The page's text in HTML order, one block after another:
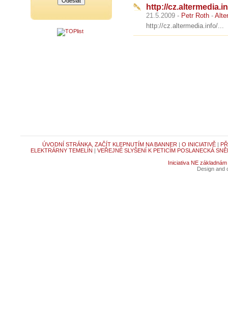
http://
21.5.2009 - Petr Roth -
http://cz.altermedia.info/...
ÚVODNÍ STRÁNKA, ZAČÍT KLEPNUTÍM NA BANNER | O INICIATIVĚ|
ELEKTRÁRNY TEMELÍN | VEŘEJNÉ SLYŠENÍ K PETICÍM POSLANECKÁ
Iniciativa NE základnám
Design and